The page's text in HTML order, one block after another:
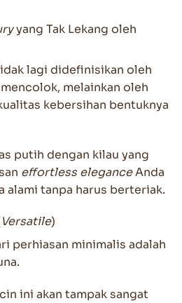
yang Tak Lekang oleh
lagi didefinisikan oleh
melainkan oleh
kebersihan bentuknya
putih dengan kilau yang
effortless eleganceAnda
alami tanpa harus berteriak.
Versatile)
perhiasan minimalis adalah
ini akan tampak sangat